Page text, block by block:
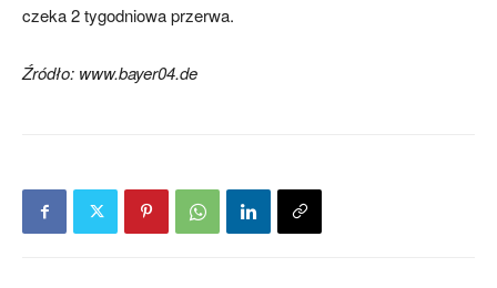
czeka 2 tygodniowa przerwa.
Źródło: www.bayer04.de